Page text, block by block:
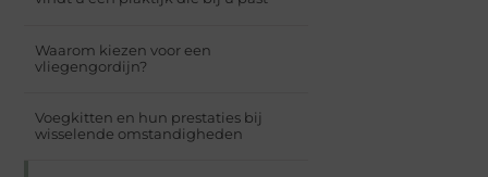
Waarom kiezen voor een
vliegengordijn?
Voegkitten en hun prestaties bij
wisselende omstandigheden